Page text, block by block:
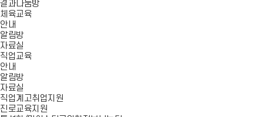
결과나눔방
체육교육
안내
알림방
자료실
직업교육
안내
알림방
자료실
직업계고취업지원
진로교육지원